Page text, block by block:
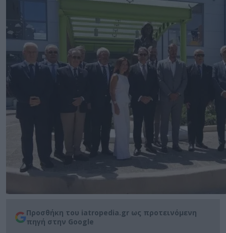
Προσθήκη του iatropedia.gr ως προτεινόμενη
πηγή στην Google